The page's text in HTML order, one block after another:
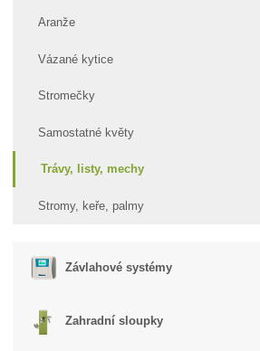
Aranže
Vázané kytice
Stromečky
Samostatné květy
Trávy, listy, mechy
Stromy, keře, palmy
Závlahové systémy
Zahradní sloupky